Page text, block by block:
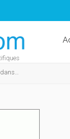
pénal